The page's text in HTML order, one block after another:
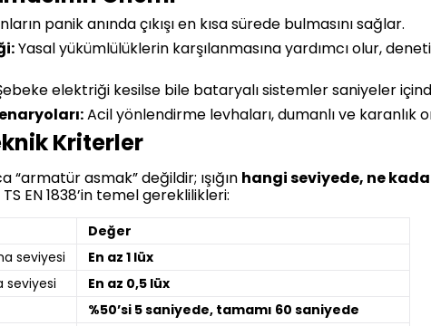
panik anında çıkışı en kısa sürede bulmasını sağlar.
Yasal yükümlülüklerin karşılanmasına yardımcı olur,
elektriği kesilse bile bataryalı sistemler saniyeler
Acil yönlendirme levhaları, dumanlı ve karanlık
Kriterler
“armatür asmak” değildir; ışığın hangi seviyede, ne
EN 1838’in temel gereklilikleri:
Değer
seviyesi
En az 1 lüx
seviyesi
En az 0,5 lüx
%50’si 5 saniyede, tamamı 60 saniyede